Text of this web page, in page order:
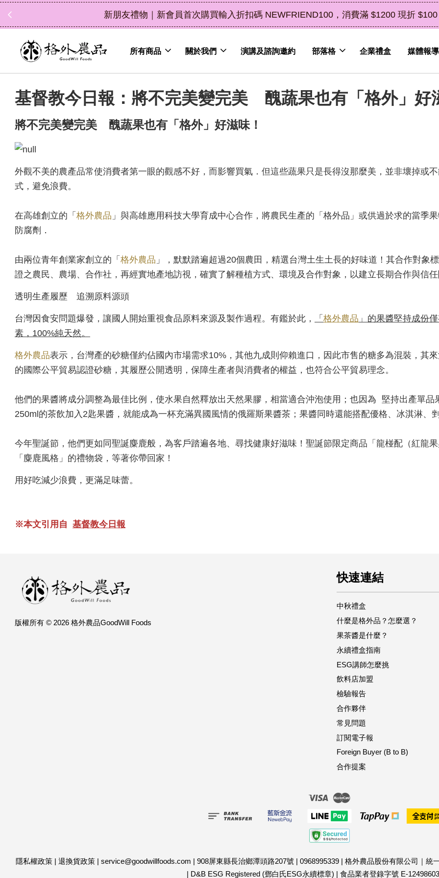
，消費滿 $1200 現折 $100（鮮果除外） 立即選購 中
所有商品 關於我們 演講及諮詢邀約 部落格 企業禮盒 媒體報導
基督教今日報：將不完美變完美 醜蔬果也有「格外」好
將不完美變完美 醜蔬果也有「格外」好滋味！
外觀不美的農產品常使消費者第一眼的觀感不好，而影響買氣．但這些蔬果只是長得沒那麼美，並非壞掉或
式，避免浪費。
在高雄創立的「 格外農品 」與高雄應用科技大學育成中心合作，將農民生產的「格外品」或供過於求的當季
防腐劑．
由兩位青年創業家創立的「 格外農品 」，默默踏遍超過20個農田，精選台灣土生土長的好味道！其合作對象
證之農民、農場、合作社，再經實地產地訪視，確實了解種植方式、環境及合作對象，以建立長期合作與信
透明生產履歷 追溯原料源頭
台灣因食安問題爆發，讓國人開始重視食品原料來源及製作過程。有鑑於此， 「 格外農品 」的果醬堅持成份
素，100%純天然。
格外農品表示，台灣產的砂糖僅約佔國內市場需求10%，其他九成則仰賴進口，因此市售的糖多為混裝，其
的國際公平貿易認證砂糖，其履歷公開透明，保障生產者與消費者的權益，也符合公平貿易理念。
他們的果醬將成分調整為最佳比例，使水果自然釋放出天然果膠，相當適合沖泡使用；也因為 堅持出產單
250ml的茶飲加入2匙果醬，就能成為一杯充滿異國風情的俄羅斯果醬茶；果醬同時還能搭配優格、冰淇淋、
今年聖誕節，他們更如同聖誕麋鹿般，為客戶踏遍各地、尋找健康好滋味！聖誕節限定商品「龍椪配（紅龍
「麋鹿風格」的禮物袋，等著你帶回家！
用好吃減少浪費，更滿足味蕾。
※本文引用自 基督教今日報
版權所有 © 2026 格外農品GoodWill Foods
快速連結
中秋禮盒
什麼是格外品？怎麼選？
果茶醬是什麼？
永續禮盒指南
ESG講師怎麼挑
飲料店加盟
檢驗報告
合作夥伴
常見問題
訂閱電子報
Foreign Buyer (B to B)
合作提案
Visa
隱私權政策| 退換貨政策| service@goodwillfoods.com | 908屏東縣長治鄉潭頭路207號 | 0968995339| 格外農品股份有限公司｜統
| D&B ESG Registered (鄧白氏ESG永續標章) | 食品業者登錄字號 E-